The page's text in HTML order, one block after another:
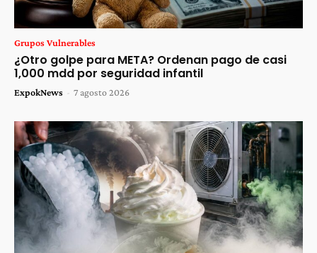
Grupos Vulnerables
¿Otro golpe para META? Ordenan pago de casi
1,000 mdd por seguridad infantil
ExpokNews - 7 agosto 2026